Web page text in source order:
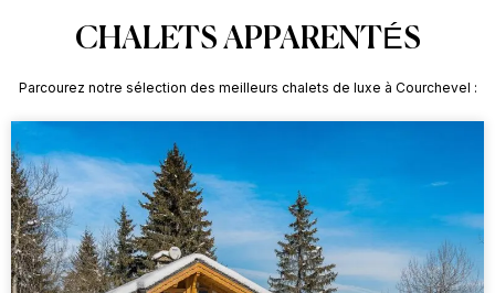
CHALETS APPARENTÉS
Parcourez notre sélection des meilleurs chalets de luxe à Courchevel :